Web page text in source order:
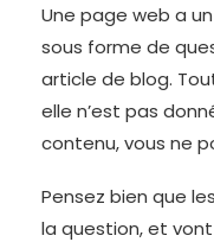
Une page web a
sous forme de
article de blog.
elle n’est pas
contenu, vous ne
Pensez bien que
la question, et